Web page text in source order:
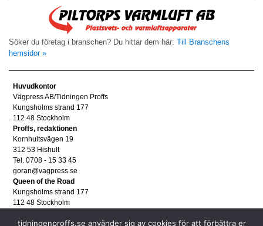
Söker du företag i branschen? Du hittar dem här: Till Branschens
hemsidor »
Huvudkontor
Vägpress AB/Tidningen Proffs
Kungsholms strand 177
112 48 Stockholm
Proffs, redaktionen
Kornhultsvägen 19
312 53 Hishult
Tel. 0708 - 15 33 45
goran@vagpress.se
Queen of the Road
Kungsholms strand 177
112 48 Stockholm
Tel. 08 - 653 83 80
tidningenproffs.se använder sig av cookies för att förbättra er